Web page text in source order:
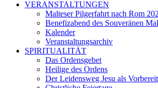
VERANSTALTUNGEN
Malteser Pilgerfahrt nach Rom
Benefizabend des Souveränen
Kalender
Veranstaltungsarchiv
SPIRITUALITÄT
Das Ordensgebet
Heilige des Ordens
Der Leidensweg Jesu als